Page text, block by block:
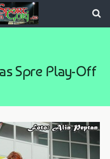
Spre Play-Off